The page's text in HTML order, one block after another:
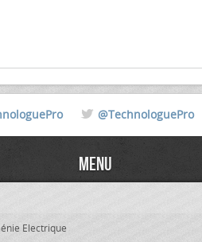
@TechnologuePro
Menu
Electrique